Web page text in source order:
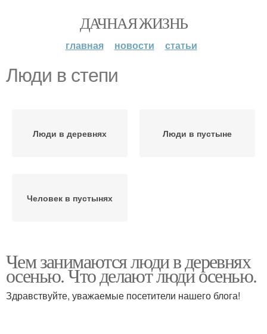
ДАЧНАЯ ЖИЗНЬ
главная новости статьи
Люди в степи
Люди в деревнях Люди в пустыне
Человек в пустынях
Чем занимаются люди в деревнях
осенью. Что делают люди осенью.
Здравствуйте, уважаемые посетители нашего блога!